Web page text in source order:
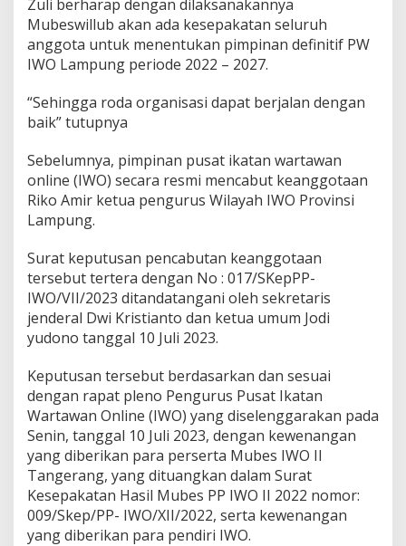
Zuli berharap dengan dilaksanakannya
Mubeswillub akan ada kesepakatan seluruh
anggota untuk menentukan pimpinan definitif PW
IWO Lampung periode 2022 – 2027.
“Sehingga roda organisasi dapat berjalan dengan
baik” tutupnya
Sebelumnya, pimpinan pusat ikatan wartawan
online (IWO) secara resmi mencabut keanggotaan
Riko Amir ketua pengurus Wilayah IWO Provinsi
Lampung.
Surat keputusan pencabutan keanggotaan
tersebut tertera dengan No : 017/SKepPP-
IWO/VII/2023 ditandatangani oleh sekretaris
jenderal Dwi Kristianto dan ketua umum Jodi
yudono tanggal 10 Juli 2023.
Keputusan tersebut berdasarkan dan sesuai
dengan rapat pleno Pengurus Pusat Ikatan
Wartawan Online (IWO) yang diselenggarakan pada
Senin, tanggal 10 Juli 2023, dengan kewenangan
yang diberikan para perserta Mubes IWO II
Tangerang, yang dituangkan dalam Surat
Kesepakatan Hasil Mubes PP IWO II 2022 nomor:
009/Skep/PP- IWO/XII/2022, serta kewenangan
yang diberikan para pendiri IWO.